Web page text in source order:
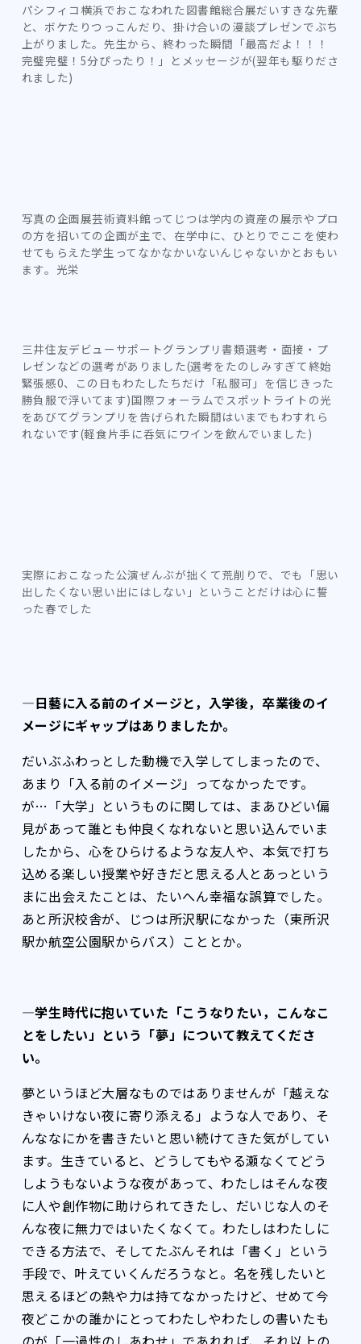
パシフィコ横浜でおこなわれた図書館総合展だいすきな先輩
と、ボケたりつっこんだり、掛け合いの漫談プレゼンでぶち
上がりました。先生から、終わった瞬間「最高だよ！！！
完璧完璧！5分ぴったり！」とメッセージが(翌年も駆りださ
れました)
写真の企画展芸術資料館ってじつは学内の資産の展示やプロ
の方を招いての企画が主で、在学中に、ひとりでここを使わ
せてもらえた学生ってなかなかいないんじゃないかとおもい
ます。光栄
三井住友デビューサポートグランプリ書類選考・面接・プ
レゼンなどの選考がありました(選考をたのしみすぎて終始
緊張感0、この日もわたしたちだけ「私服可」を信じきった
勝負服で浮いてます)国際フォーラムでスポットライトの光
をあびてグランプリを告げられた瞬間はいまでもわすれら
れないです(軽食片手に呑気にワインを飲んでいました)
実際におこなった公演ぜんぶが拙くて荒削りで、でも「思い
出したくない思い出にはしない」ということだけは心に誓
った春でした
―日藝に入る前のイメージと，入学後，卒業後のイ
メージにギャップはありましたか。
だいぶふわっとした動機で入学してしまったので、
あまり「入る前のイメージ」ってなかったです。
が…「大学」というものに関しては、まあひどい偏
見があって誰とも仲良くなれないと思い込んでいま
したから、心をひらけるような友人や、本気で打ち
込める楽しい授業や好きだと思える人とあっという
まに出会えたことは、たいへん幸福な誤算でした。
あと所沢校舎が、じつは所沢駅になかった（東所沢
駅か航空公園駅からバス）こととか。
―学生時代に抱いていた「こうなりたい，こんなこ
とをしたい」という「夢」について教えてくださ
い。
夢というほど大層なものではありませんが「越えな
きゃいけない夜に寄り添える」ような人であり、そ
んななにかを書きたいと思い続けてきた気がしてい
ます。生きていると、どうしてもやる瀬なくてどう
しようもないような夜があって、わたしはそんな夜
に人や創作物に助けられてきたし、だいじな人のそ
んな夜に無力ではいたくなくて。わたしはわたしに
できる方法で、そしてたぶんそれは「書く」という
手段で、叶えていくんだろうなと。名を残したいと
思えるほどの熱や力は持てなかったけど、せめて今
夜どこかの誰かにとってわたしやわたしの書いたも